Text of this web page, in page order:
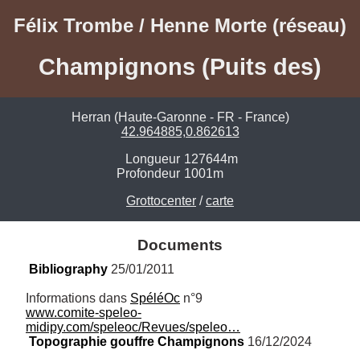
Félix Trombe / Henne Morte (réseau)
Champignons (Puits des)
Herran (Haute-Garonne - FR - France)
42.964885,0.862613
Longueur 127644m
Profondeur 1001m
Grottocenter /carte
Documents
Bibliography 25/01/2011
Informations dans SpéléOc
www.comite-speleo-
midipy.com/speleoc/Revues/speleo…
Topographie gouffre Champignons 16/12/2024